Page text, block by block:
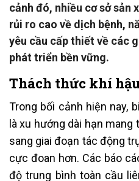
cảnh đó, nhiều cơ sở sản
rủi ro cao về dịch bệnh,
yêu cầu cấp thiết về các
phát triển bền vững.
Thách thức khí
Trong bối cảnh hiện nay,
là xu hướng dài hạn mang
sang giai đoạn tác động
cực đoan hơn. Các báo
độ trung bình toàn cầu